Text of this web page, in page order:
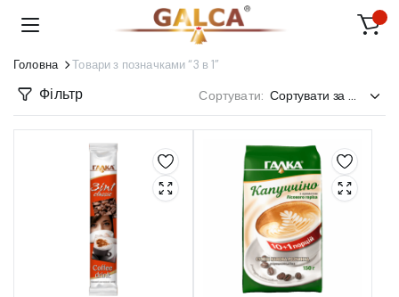
Головна Товари з позначками “3 в 1”
Фільтр Сортувати: